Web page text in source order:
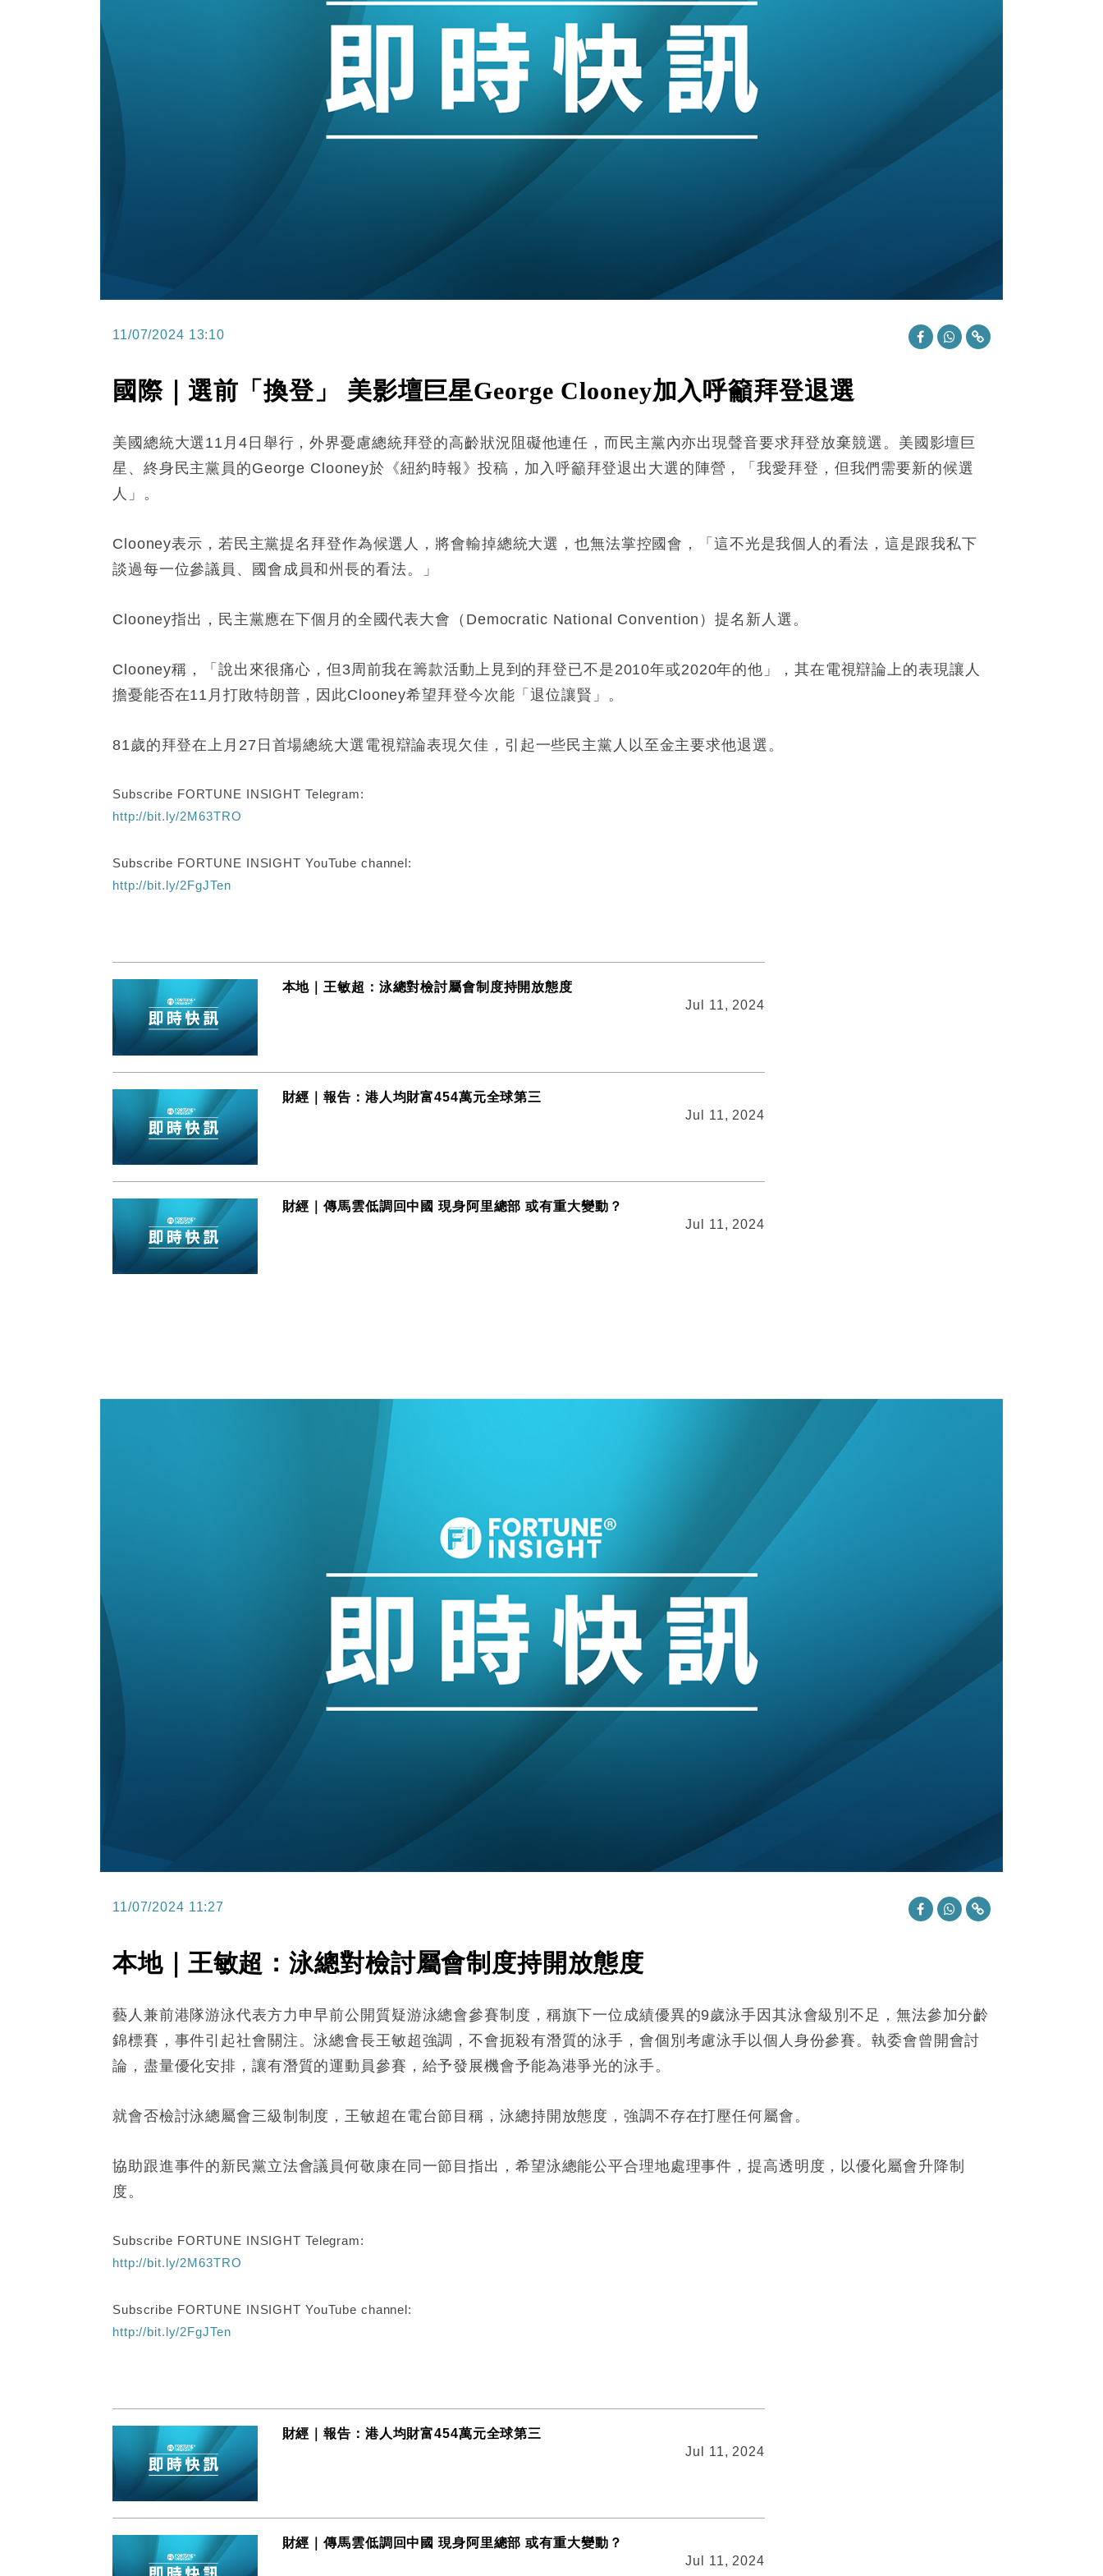
財經｜內地7月美元計價出口增近24%勝預期 貿易順差達1125億美元
財經｜日本春季三度入市撐日圓 4月單日斥6.28萬億日圓干預創新高
11:12 國際｜特朗普料美伊戰事快結束 承認部分彈藥庫存緊張
15:59 財經｜SA售股自救後再出手 斥4億美元押注未上市公司
11/07/2024 13:10
國際｜選前「換登」 美影壇巨星George Clooney加入呼籲拜登退選
美國總統大選11月4日舉行，外界憂慮總統拜登的高齡狀況阻礙他連任，而民主黨內亦出現聲音要求拜登放棄競選。美國影壇巨
星、終身民主黨員的George Clooney於《紐約時報》投稿，加入呼籲拜登退出大選的陣營，「我愛拜登，但我們需要新的候選
人」。
Clooney表示，若民主黨提名拜登作為候選人，將會輸掉總統大選，也無法掌控國會，「這不光是我個人的看法，這是跟我私下
談過每一位參議員、國會成員和州長的看法。」
Clooney指出，民主黨應在下個月的全國代表大會（Democratic National Convention）提名新人選。
Clooney稱，「說出來很痛心，但3周前我在籌款活動上見到的拜登已不是2010年或2020年的他」，其在電視辯論上的表現讓人
擔憂能否在11月打敗特朗普，因此Clooney希望拜登今次能「退位讓賢」。
81歲的拜登在上月27日首場總統大選電視辯論表現欠佳，引起一些民主黨人以至金主要求他退選。
Subscribe FORTUNE INSIGHT Telegram:
http://bit.ly/2M63TRO
Subscribe FORTUNE INSIGHT YouTube channel:
http://bit.ly/2FgJTen
本地｜王敏超：泳總對檢討屬會制度持開放態度
Jul 11, 2024
財經｜報告：港人均財富454萬元全球第三
Jul 11, 2024
財經｜傳馬雲低調回中國 現身阿里總部 或有重大變動？
Jul 11, 2024
11/07/2024 11:27
本地｜王敏超：泳總對檢討屬會制度持開放態度
藝人兼前港隊游泳代表方力申早前公開質疑游泳總會參賽制度，稱旗下一位成績優異的9歲泳手因其泳會級別不足，無法參加分齡
錦標賽，事件引起社會關注。泳總會長王敏超強調，不會扼殺有潛質的泳手，會個別考慮泳手以個人身份參賽。執委會曾開會討
論，盡量優化安排，讓有潛質的運動員參賽，給予發展機會予能為港爭光的泳手。
就會否檢討泳總屬會三級制制度，王敏超在電台節目稱，泳總持開放態度，強調不存在打壓任何屬會。
協助跟進事件的新民黨立法會議員何敬康在同一節目指出，希望泳總能公平合理地處理事件，提高透明度，以優化屬會升降制
度。
Subscribe FORTUNE INSIGHT Telegram:
http://bit.ly/2M63TRO
Subscribe FORTUNE INSIGHT YouTube channel:
http://bit.ly/2FgJTen
財經｜報告：港人均財富454萬元全球第三
Jul 11, 2024
財經｜傳馬雲低調回中國 現身阿里總部 或有重大變動？
Jul 11, 2024